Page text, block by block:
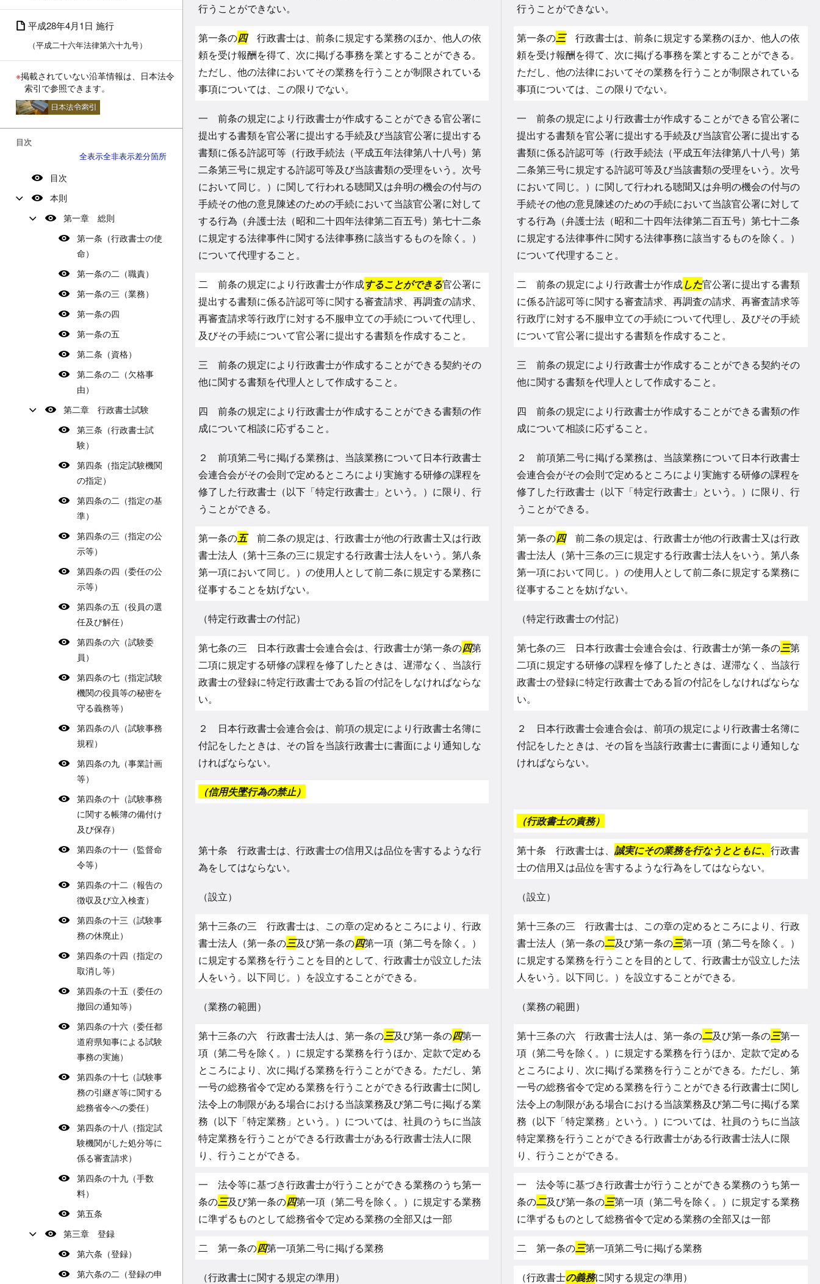
平成28年4月1日 施行
（平成二十六年法律第六十九号）
※掲載されていない沿革情報は、日本法令
索引で参照できます。
目次
全表示全非表示差分箇所
目次
本則
第一章 総則
第一条（行政書士の使
命）
第一条の二（職責）
第一条の三（業務）
第一条の四
第一条の五
第二条（資格）
第二条の二（欠格事
由）
第二章 行政書士試験
第三条（行政書士試
験）
第四条（指定試験機関
の指定）
第四条の二（指定の基
準）
第四条の三（指定の公
示等）
第四条の四（委任の公
示等）
第四条の五（役員の選
任及び解任）
第四条の六（試験委
員）
第四条の七（指定試験
機関の役員等の秘密を
守る義務等）
第四条の八（試験事務
規程）
第四条の九（事業計画
等）
第四条の十（試験事務
に関する帳簿の備付け
及び保存）
第四条の十一（監督命
令等）
第四条の十二（報告の
徴収及び立入検査）
第四条の十三（試験事
務の休廃止）
第四条の十四（指定の
取消し等）
第四条の十五（委任の
撤回の通知等）
第四条の十六（委任都
道府県知事による試験
事務の実施）
第四条の十七（試験事
務の引継ぎ等に関する
総務省令への委任）
第四条の十八（指定試
験機関がした処分等に
係る審査請求）
第四条の十九（手数
料）
第五条
第三章 登録
第六条（登録）
第六条の二（登録の申
行うことができない。
行うことができない。
第一条の四行政書士は、前条に規定する業務のほか、他人の依
頼を受け報酬を得て、次に掲げる事務を業とすることができる。
ただし、他の法律においてその業務を行うことが制限されている
事項については、この限りでない。
第一条の三行政書士は、前条に規定する業務のほか、他人の依
頼を受け報酬を得て、次に掲げる事務を業とすることができる。
ただし、他の法律においてその業務を行うことが制限されている
事項については、この限りでない。
一 前条の規定により行政書士が作成することができる官公署に
提出する書類を官公署に提出する手続及び当該官公署に提出する
書類に係る許認可等（行政手続法（平成五年法律第八十八号）第
二条第三号に規定する許認可等及び当該書類の受理をいう。次号
において同じ。）に関して行われる聴聞又は弁明の機会の付与の
手続その他の意見陳述のための手続において当該官公署に対して
する行為（弁護士法（昭和二十四年法律第二百五号）第七十二条
に規定する法律事件に関する法律事務に該当するものを除く。）
について代理すること。
一 前条の規定により行政書士が作成することができる官公署に
提出する書類を官公署に提出する手続及び当該官公署に提出する
書類に係る許認可等（行政手続法（平成五年法律第八十八号）第
二条第三号に規定する許認可等及び当該書類の受理をいう。次号
において同じ。）に関して行われる聴聞又は弁明の機会の付与の
手続その他の意見陳述のための手続において当該官公署に対して
する行為（弁護士法（昭和二十四年法律第二百五号）第七十二条
に規定する法律事件に関する法律事務に該当するものを除く。）
について代理すること。
二 前条の規定により行政書士が作成することができる官公署に
提出する書類に係る許認可等に関する審査請求、再調査の請求、
再審査請求等行政庁に対する不服申立ての手続について代理し、
及びその手続について官公署に提出する書類を作成すること。
二 前条の規定により行政書士が作成した官公署に提出する書類
に係る許認可等に関する審査請求、再調査の請求、再審査請求等
行政庁に対する不服申立ての手続について代理し、及びその手続
について官公署に提出する書類を作成すること。
三 前条の規定により行政書士が作成することができる契約その
他に関する書類を代理人として作成すること。
三 前条の規定により行政書士が作成することができる契約その
他に関する書類を代理人として作成すること。
四 前条の規定により行政書士が作成することができる書類の作
成について相談に応ずること。
四 前条の規定により行政書士が作成することができる書類の作
成について相談に応ずること。
２ 前項第二号に掲げる業務は、当該業務について日本行政書士
会連合会がその会則で定めるところにより実施する研修の課程を
修了した行政書士（以下「特定行政書士」という。）に限り、行
うことができる。
２ 前項第二号に掲げる業務は、当該業務について日本行政書士
会連合会がその会則で定めるところにより実施する研修の課程を
修了した行政書士（以下「特定行政書士」という。）に限り、行
うことができる。
第一条の五前二条の規定は、行政書士が他の行政書士又は行政
書士法人（第十三条の三に規定する行政書士法人をいう。第八条
第一項において同じ。）の使用人として前二条に規定する業務に
従事することを妨げない。
第一条の四前二条の規定は、行政書士が他の行政書士又は行政
書士法人（第十三条の三に規定する行政書士法人をいう。第八条
第一項において同じ。）の使用人として前二条に規定する業務に
従事することを妨げない。
（特定行政書士の付記） （特定行政書士の付記）
第七条の三 日本行政書士会連合会は、行政書士が第一条の四第
二項に規定する研修の課程を修了したときは、遅滞なく、当該行
政書士の登録に特定行政書士である旨の付記をしなければならな
い。
第七条の三 日本行政書士会連合会は、行政書士が第一条の三第
二項に規定する研修の課程を修了したときは、遅滞なく、当該行
政書士の登録に特定行政書士である旨の付記をしなければならな
い。
２ 日本行政書士会連合会は、前項の規定により行政書士名簿に
付記をしたときは、その旨を当該行政書士に書面により通知しな
ければならない。
２ 日本行政書士会連合会は、前項の規定により行政書士名簿に
付記をしたときは、その旨を当該行政書士に書面により通知しな
ければならない。
（信用失墜行為の禁止）
（行政書士の責務）
第十条 行政書士は、行政書士の信用又は品位を害するような行
為をしてはならない。
第十条 行政書士は、 誠実にその業務を行なうとともに、 行政書
士の信用又は品位を害するような行為をしてはならない。
（設立） （設立）
第十三条の三 行政書士は、この章の定めるところにより、行政
書士法人（第一条の三及び第一条の四第一項（第二号を除く。）
に規定する業務を行うことを目的として、行政書士が設立した法
人をいう。以下同じ。）を設立することができる。
第十三条の三 行政書士は、この章の定めるところにより、行政
書士法人（第一条の二及び第一条の三第一項（第二号を除く。）
に規定する業務を行うことを目的として、行政書士が設立した法
人をいう。以下同じ。）を設立することができる。
（業務の範囲） （業務の範囲）
第十三条の六 行政書士法人は、第一条の三及び第一条の四第一
項（第二号を除く。）に規定する業務を行うほか、定款で定める
ところにより、次に掲げる業務を行うことができる。ただし、第
一号の総務省令で定める業務を行うことができる行政書士に関し
法令上の制限がある場合における当該業務及び第二号に掲げる業
務（以下「特定業務」という。）については、社員のうちに当該
特定業務を行うことができる行政書士がある行政書士法人に限
り、行うことができる。
第十三条の六 行政書士法人は、第一条の二及び第一条の三第一
項（第二号を除く。）に規定する業務を行うほか、定款で定める
ところにより、次に掲げる業務を行うことができる。ただし、第
一号の総務省令で定める業務を行うことができる行政書士に関し
法令上の制限がある場合における当該業務及び第二号に掲げる業
務（以下「特定業務」という。）については、社員のうちに当該
特定業務を行うことができる行政書士がある行政書士法人に限
り、行うことができる。
一 法令等に基づき行政書士が行うことができる業務のうち第一
条の三及び第一条の四第一項（第二号を除く。）に規定する業務
に準ずるものとして総務省令で定める業務の全部又は一部
一 法令等に基づき行政書士が行うことができる業務のうち第一
条の二及び第一条の三第一項（第二号を除く。）に規定する業務
に準ずるものとして総務省令で定める業務の全部又は一部
二 第一条の四第一項第二号に掲げる業務 二 第一条の三第一項第二号に掲げる業務
（行政書士に関する規定の準用） （行政書士の義務に関する規定の準用）